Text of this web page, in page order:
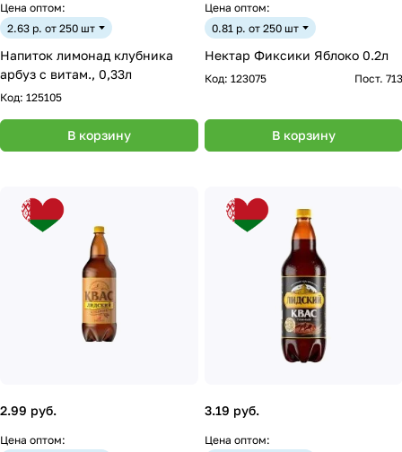
Цена оптом:
2.63 р. от 250 шт
Напиток лимонад клубника
арбуз с витам., 0,33л
Код: 125105
В корзину
Цена оптом:
0.81 р. от 250 шт
Нектар Фиксики Яблоко 0.2л
Код: 123075 Пост. 713
В корзину
2.99 руб.
Цена оптом:
3.19 руб.
Цена оптом: